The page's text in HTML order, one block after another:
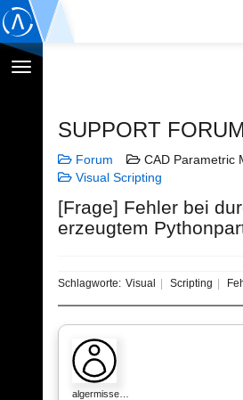
Navigation
SUPPORT FORUM
Forum
CAD Parametric
Visual Scripting
[Frage] Fehler bei
erzeugtem
Schlagworte: Visual Scripting
algermisse…